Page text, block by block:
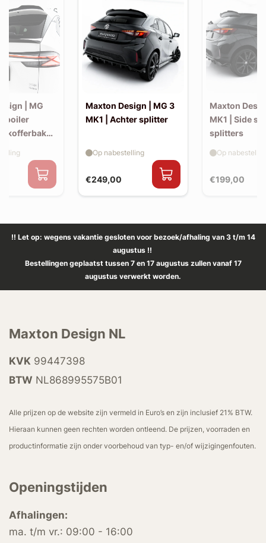
| MG
(kofferbak
Maxton Design | MG 3
MK1 | Achter splitter
€249,00
Op nabestelling
Maxton
MK1 | Side
splitters
€199,00
Op
!! Let op: wegens vakantie gesloten voor bezoek/afhaling van 3 t/m 14
augustus !!
Bestellingen geplaatst tussen 7 en 17 augustus zullen vanaf 17
augustus verwerkt worden.
Maxton Design NL
KVK 99447398
BTW NL868995575B01
Alle prijzen op de website zijn vermeld in Euro’s en zijn inclusief 21% BTW.
Hieraan kunnen geen rechten worden ontleend. De prijzen, voorraden en
productinformatie zijn onder voorbehoud van typ- en/of wijzigingenfouten.
Openingstijden
Afhalingen:
ma. t/m vr.: 09:00 - 16:00